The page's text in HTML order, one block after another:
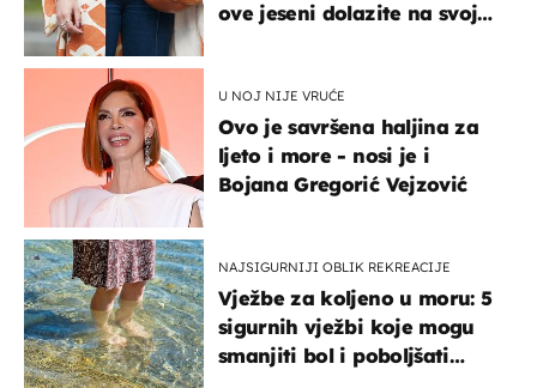
ove jeseni dolazite na svoje
U NOJ NIJE VRUĆE
Ovo je savršena haljina za
ljeto i more - nosi je i
Bojana Gregorić Vejzović
NAJSIGURNIJI OBLIK REKREACIJE
Vježbe za koljeno u moru: 5
sigurnih vježbi koje mogu
smanjiti bol i poboljšati